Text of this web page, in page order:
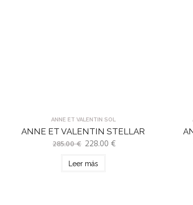
ANNE ET VALENTIN SOL
ANNE ET VALENTIN STELLAR
285.00€ 228.00 €
Leer más